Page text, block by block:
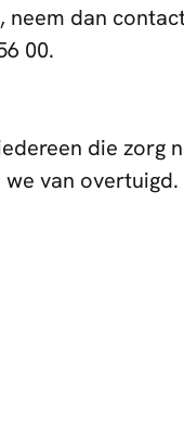
neem dan
00.
die zorg
van overtuigd.